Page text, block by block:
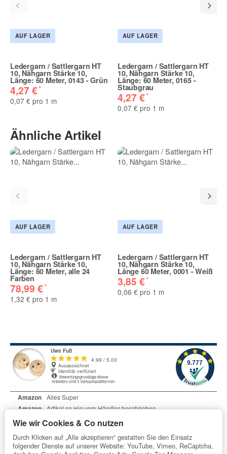
AUF LAGER
Ledergarn / Sattlergarn HT
10, Nähgarn Stärke 10,
Länge: 60 Meter, 0143 - Grün
4,27 €*
0,07 € pro 1 m
AUF LAGER
Ledergarn / Sattlergarn HT
10, Nähgarn Stärke 10,
Länge: 60 Meter, 0165 -
Staubgrau
4,27 €*
0,07 € pro 1 m
Ähnliche Artikel
AUF LAGER
Ledergarn / Sattlergarn HT
10, Nähgarn Stärke 10,
Länge: 60 Meter, alle 24
Farben
78,99 €*
1,32 € pro 1 m
AUF LAGER
Ledergarn / Sattlergarn HT
10, Nähgarn Stärke 10,
Länge 60 Meter, 0001 - Weiß
3,85 €*
0,06 € pro 1 m
Wie wir Cookies & Co nutzen
Durch Klicken auf „Alle akzeptieren“ gestatten Sie den Einsatz
folgender Dienste auf unserer Website: YouTube, Vimeo, ReCaptcha,